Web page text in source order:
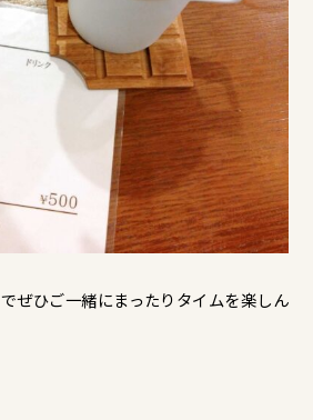
ぜひご一緒にまったりタイムを楽しん